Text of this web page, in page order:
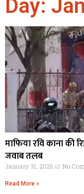
Day:
माफिया रवि काना की
जवाब तलब
January 31, 2026 No
Read More »